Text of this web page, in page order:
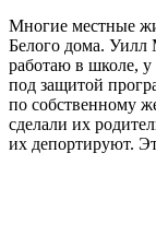
Многие местные
Белого дома.
работаю в школе, у
под защитой
по собственному
сделали их
их депортируют.